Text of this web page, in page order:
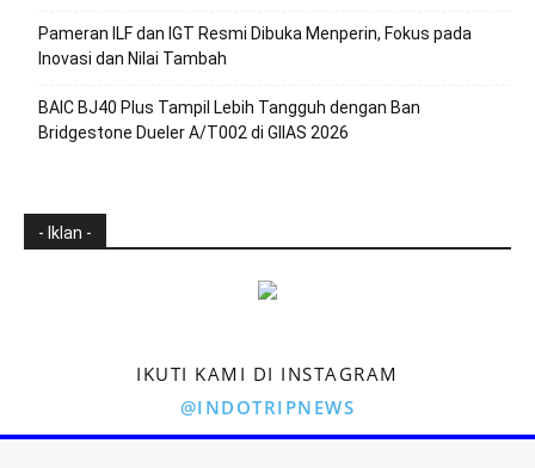
Pameran ILF dan IGT Resmi Dibuka Menperin, Fokus pada
Inovasi dan Nilai Tambah
BAIC BJ40 Plus Tampil Lebih Tangguh dengan Ban
Bridgestone Dueler A/T002 di GIIAS 2026
- Iklan -
IKUTI KAMI DI INSTAGRAM
@INDOTRIPNEWS